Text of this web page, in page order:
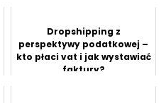
Dropshipping z
perspektywy podatkowej –
kto płaci vat i jak wystawiać
faktury?